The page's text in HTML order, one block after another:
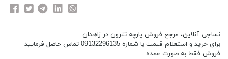
نساجی آنلاین، مرجع فروش پارچه تترون در زاهدان
برای خرید و استعلام قیمت با شماره 09132296135 تماس حاصل فرمایید
فروش فقط به صورت عمده